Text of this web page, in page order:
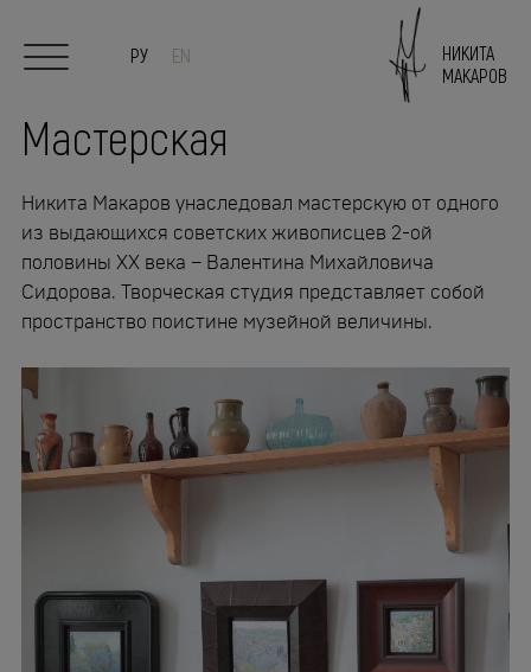
Главная
О художнике
Живопись
Скульптура/Керамика
Выставки
СМИ
Мастерская
Контакты
РУ EN
НИКИТА
МАКАРОВ
Мастерская
Никита Макаров унаследовал мастерскую от одного
из выдающихся советских живописцев 2-ой
половины XX века – Валентина Михайловича
Сидорова. Творческая студия представляет собой
пространство поистине музейной величины.